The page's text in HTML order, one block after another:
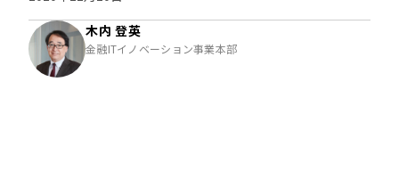
木内 登英
金融ITイノベーション事業本部